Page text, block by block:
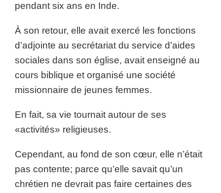
pendant six ans en Inde.
À son retour, elle avait exercé les fonctions
d’adjointe au secrétariat du service d’aides
sociales dans son église, avait enseigné au
cours biblique et organisé une société
missionnaire de jeunes femmes.
En fait, sa vie tournait autour de ses
«activités» religieuses.
Cependant, au fond de son cœur, elle n’était
pas contente; parce qu’elle savait qu’un
chrétien ne devrait pas faire certaines des